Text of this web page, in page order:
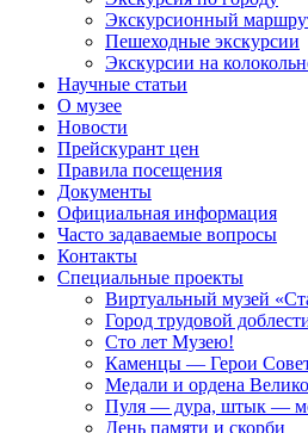
Экскурсионный
Пешеходные экскурсии
Экскурсии на
Научные статьи
О музее
Новости
Прейскурант цен
Правила посещения
Документы
Официальная информация
Часто задаваемые вопросы
Контакты
Специальные проекты
Виртуальный музей
Город трудовой
Сто лет Музею!
Каменцы — Герои
Медали и ордена
Пуля — дура, штык —
День памяти и скорби